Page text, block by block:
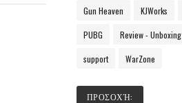
Gun Heaven KJWorks
PUBG Review - Unboxing
support WarZone
ΠΡΟΣΟΧΉ: